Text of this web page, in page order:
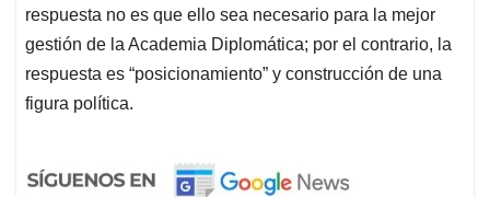
respuesta no es que ello sea necesario para la mejor
gestión de la Academia Diplomática; por el contrario, la
respuesta es “posicionamiento” y construcción de una
figura política.